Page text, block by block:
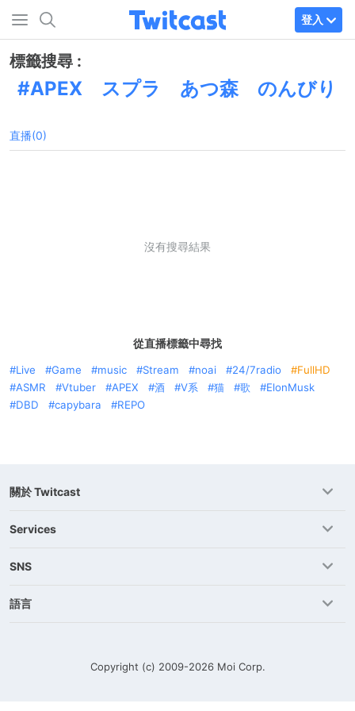
登入
標籤搜尋 :
APEX スプラ あつ森 のんびり
直播(0)
沒有搜尋結果
從直播標籤中尋找
Live Game music Stream noai 24/7radio
FullHD
ASMR
Vtuber APEX 酒 V系 猫 歌
ElonMusk
DBD
capybara REPO
關於 Twitcast
Services
SNS
語言
Copyright (c) 2009-2026 Moi Corp.